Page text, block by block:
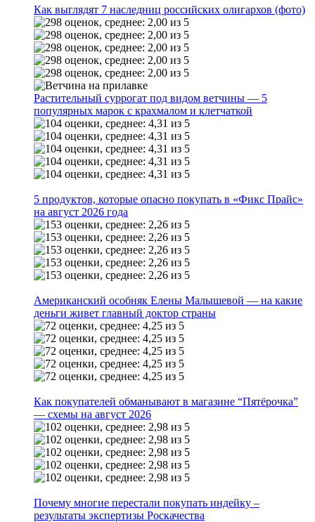
Как выглядят 7 наследниц российских олигархов (фото)
Растительный суррогат под видом ветчины — 5
популярных марок с крахмалом и клетчаткой
5 продуктов, которые опасно покупать в «Фикс Прайс»
на август 2026 года
Американский особняк Елены Малышевой — на какие
деньги живет главный доктор страны
Как покупателей обманывают в магазине “Пятёрочка”
— схемы на август 2026
Почему многие перестали покупать индейку –
результаты экспертизы Роскачества